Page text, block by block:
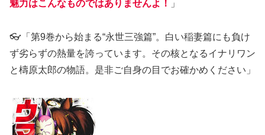
魅力はこんなものではありませんよ！
」
👓「第9巻から始まる“永世三強篇”。白い稲妻篇にも負け
ず劣らずの熱量を誇っています。その核となるイナリワン
と檮原太郎の物語。是非ご自身の目でお確かめください」